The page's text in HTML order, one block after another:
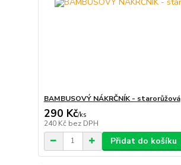
BAMBUSOVÝ NÁKRČNÍK - starorůžová
290 Kč/ks
240 Kč bez DPH
Přidat do košíku